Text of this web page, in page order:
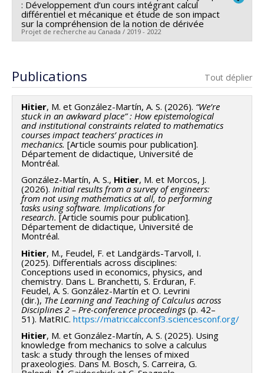
Annie-Hélène Samson,Karl Laroche
Bien que l'interdisciplinarité soit une composante
présente des défis découlant du cloisonnement des
distinctions entre les disciplines STIM (la biologie, la
chimie, l'informatique, la physique et les
mathématiques) sont ancrées dans les cultures
disciplinaires qui guident les enseignants dans le choix
des contenus et de la pédagogie. Bien que plusieurs
initiatives commencent dans le réseau collégial à
s'intéresser au problème de l'interdisciplinarité dans le
nouveau programme, il existe peu de directives
fondées sur des données probantes pour la
conception de l'intégration de contenus disciplinaires
(ICD), en particulier la cohérence interdisciplinaire et
l'alignement curriculaire. La collaboration
interdisciplinaire est facilitée par le modèle des
communautés d'apprentissage. Notre groupe encadre
l'interdisciplinarité par ICD, ainsi que les communautés
de pratique par communautés d'apprentissage du
corps enseignant (CACE).
La théorie socio-constructiviste de Vygotsky nous
: Développement d’un cours intégrant calcul
différentiel et mécanique et étude de son impact
sur la compréhension de la notion de dérivée
Projet de recherche au Canada / 2019 - 2022
Sources de financement :
l'Enseignement supérieur, de la Recherche, de la
Programmes de subvention :
Ce projet de recherche a pour but d’étudier et
renforcer la collaboration entre les cours de calcul
différentiel et de mécanique dans le cadre
d’un jumelage implémenté au niveau collégial. En
particulier, les cours de calcul ont des taux d’échec et
d’abandon importants, tant à niveau international (p.
ex. Rasmussen et Ellis, 2013)qu’au Québec (p. ex.
Tcheuffa Nziatcheu, 2015) Dans ces cours, la notion
de dérivée occupe une place centrale et est
nécessaire dans les différents parcours en sciences,
technologie, ingénierie et mathématiques ; cependant,
la recherche en didactique des mathématiques a
identifié des difficultés importantes dans
l’apprentissage de cette notion (p. ex. Ferrini-Mundy
et Graham, 1994; Jones et Watson, 2017; Orton,
1983; Park, 2015), mais aussi des difficultés à
Publications Tout déplier
Hitier, M. et González-Martín, A. S. (2026). “We’re
stuck in an awkward place” : How epistemological
and institutional constraints related to mathematics
courses impact teachers’ practices in
mechanics. [Article soumis pour publication].
Département de didactique, Université de
Montréal.
González-Martín, A. S., Hitier, M. et Morcos, J.
(2026). Initial results from a survey of engineers:
from not using mathematics at all, to performing
tasks using software. Implications for
research. [Article soumis pour publication].
Département de didactique, Université de
Montréal.
Hitier, M., Feudel, F. et Landgärds-Tarvoll, I.
(2025). Differentials across disciplines:
Conceptions used in economics, physics, and
chemistry. Dans L. Branchetti, S. Erduran, F.
Feudel, A. S. González-Martín et O. Levrini
(dir.), The Learning and Teaching of Calculus across
Disciplines 2 – Pre-conference proceedings (p. 42–
51). MatRIC. https://matriccalcconf3.sciencesconf.org/
Hitier, M. et González-Martín, A. S. (2025). Using
knowledge from mechanics to solve a calculus
task: a study through the lenses of mixed
praxeologies. Dans M. Bosch, S. Carreira, G.